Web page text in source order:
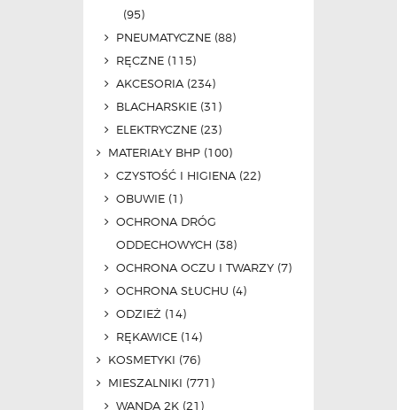
(95)
PNEUMATYCZNE (88)
RĘCZNE (115)
AKCESORIA (234)
BLACHARSKIE (31)
ELEKTRYCZNE (23)
MATERIAŁY BHP (100)
CZYSTOŚĆ I HIGIENA (22)
OBUWIE (1)
OCHRONA DRÓG
ODDECHOWYCH (38)
OCHRONA OCZU I TWARZY (7)
OCHRONA SŁUCHU (4)
ODZIEŻ (14)
RĘKAWICE (14)
KOSMETYKI (76)
MIESZALNIKI (771)
WANDA 2K (21)